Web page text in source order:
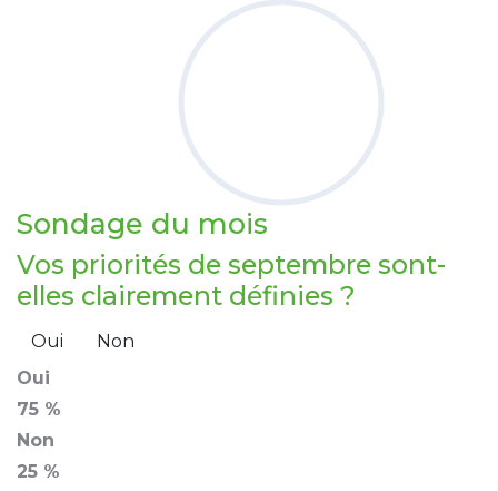
Sondage du mois
Vos priorités de septembre sont-
elles clairement définies ?
Oui
Non
Oui
75 %
Non
25 %